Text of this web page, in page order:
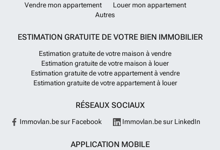
Vendre mon appartement
Louer mon appartement
Autres
ESTIMATION GRATUITE DE VOTRE BIEN IMMOBILIER
Estimation gratuite de votre maison à vendre
Estimation gratuite de votre maison à louer
Estimation gratuite de votre appartement à vendre
Estimation gratuite de votre appartement à louer
RÉSEAUX SOCIAUX
Immovlan.be sur Facebook Immovlan.be sur LinkedIn
APPLICATION MOBILE